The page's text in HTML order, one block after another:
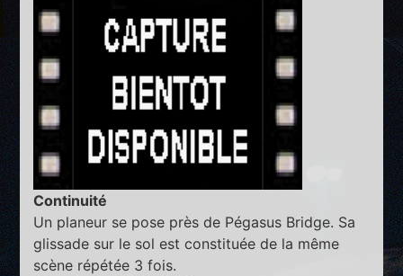
Continuité
Un planeur se pose près de Pégasus Bridge. Sa
glissade sur le sol est constituée de la même
scène répétée 3 fois.